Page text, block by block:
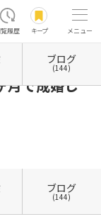
履歴 キープ メニュー
loveridge（ラバリッジ）
月で成婚し
ブログ
(144)
ブログ
(144)